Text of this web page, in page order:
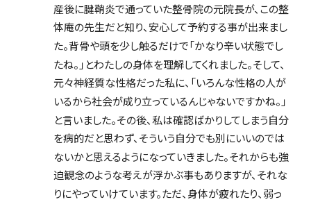
産後に腱鞘炎で通っていた整骨院の元院長が、この整
体庵の先生だと知り、安心して予約する事が出来まし
た。背骨や頭を少し触るだけで「かなり辛い状態でし
たね。」とわたしの身体を理解してくれました。そして、
元々神経質な性格だった私に、「いろんな性格の人が
いるから社会が成り立っているんじゃないですかね。」
と言いました。その後、私は確認ばかりしてしまう自分
を病的だと思わず、そういう自分でも別にいいのでは
ないかと思えるようになっていきました。それからも強
迫観念のような考えが浮かぶ事もありますが、それな
りにやっていけています。ただ、身体が疲れたり、弱っ